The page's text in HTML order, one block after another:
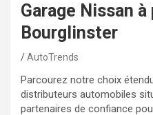
Garage Nissan
Bourglinster
AutoTrends
Parcourez notre choix
distributeurs automobiles
partenaires de confiance